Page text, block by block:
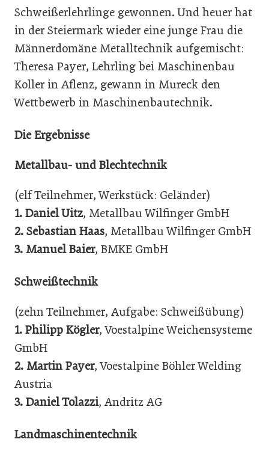
Schweißerlehrlinge gewonnen. Und heuer hat
in der Steiermark wieder eine junge Frau die
Männerdomäne Metalltechnik aufgemischt:
Theresa Payer, Lehrling bei Maschinenbau
Koller in Aflenz, gewann in Mureck den
Wettbewerb in Maschinenbautechnik.
Die Ergebnisse
Metallbau- und Blechtechnik
(elf Teilnehmer, Werkstück: Geländer)
1. Daniel Uitz, Metallbau Wilfinger GmbH
2. Sebastian Haas, Metallbau Wilfinger GmbH
3. Manuel Baier, BMKE GmbH
Schweißtechnik
(zehn Teilnehmer, Aufgabe: Schweißübung)
1. Philipp Kögler, Voestalpine Weichensysteme
GmbH
2. Martin Payer, Voestalpine Böhler Welding
Austria
3. Daniel Tolazzi, Andritz AG
Landmaschinentechnik